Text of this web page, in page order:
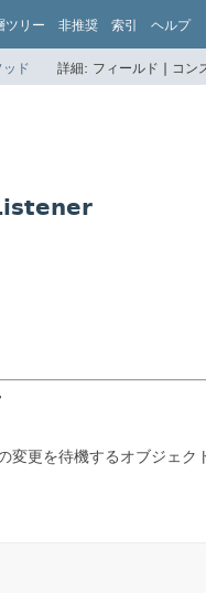
ツリー 非推奨 索引 ヘルプ
ッド 詳細: フィールド | コン
を待機するオブジェク